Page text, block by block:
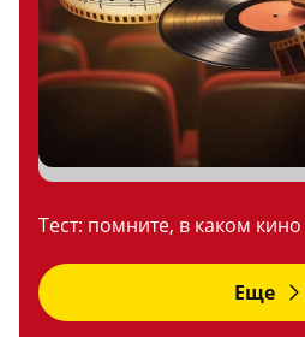
Тест: помните, в каком кино
Еще